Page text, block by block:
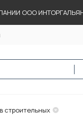
ООО
строительных